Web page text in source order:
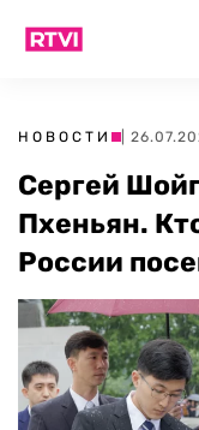
НОВОСТИ |
Сергей
Пхеньян.
России